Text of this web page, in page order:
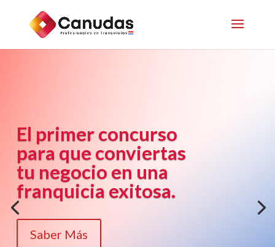
El primer concurso
para que conviertas
tu negocio en una
franquicia exitosa.
Saber Más